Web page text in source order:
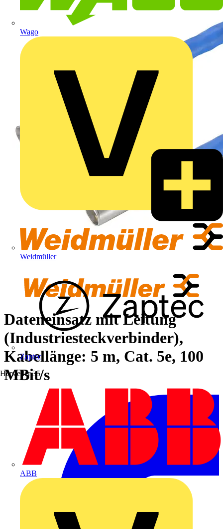
Wago
Weidmüller
Zaptec
Hersteller 35
ABB
Dateneinsatz mit Leitung
(Industriesteckverbinder),
Kabellänge: 5 m, Cat. 5e, 100
MBit/s